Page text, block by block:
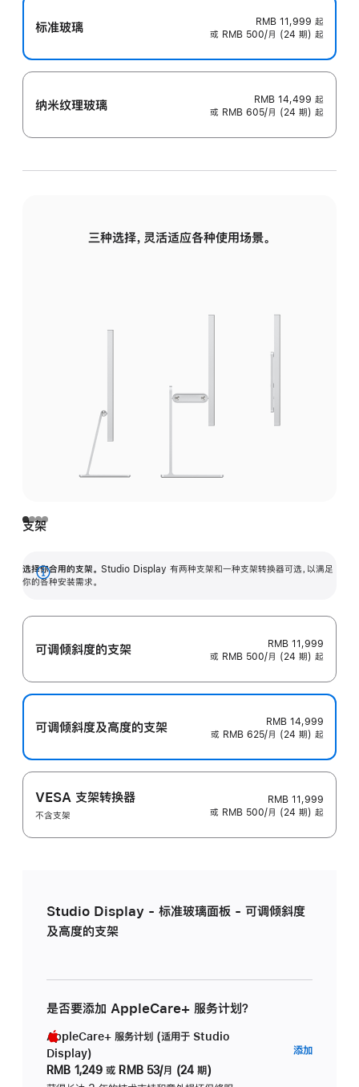
标准玻璃 RMB 11,999 起
或 RMB 500/月 (24 期) 起
纳米纹理玻璃 RMB 14,499 起
或 RMB 605/月 (24 期) 起
三种选择，灵活适应各种使用场景。
支架
选择你合用的支架。 Studio Display 有两种支架和一种支架转换器可选，以满足
你的各种安装需求。
展
可调倾斜度的支架
RMB 11,999
或 RMB 500/月 (24 期) 起
可调倾斜度及高‍度的支‍架
RMB 14,999
或 RMB 625/月 (24 期) 起
VESA 支架转换器
不含支架
RMB 11,999
或 RMB 500/月 (24 期) 起
Studio Display - 标准玻璃面板 - 可调倾斜度
及高度的支架
是否要添加 AppleCare+ 服务计划？
AppleCare+ 服务计划 (适用于 Studio
Display)
RMB 1,249 或 RMB 53/月 (24 期)
添加